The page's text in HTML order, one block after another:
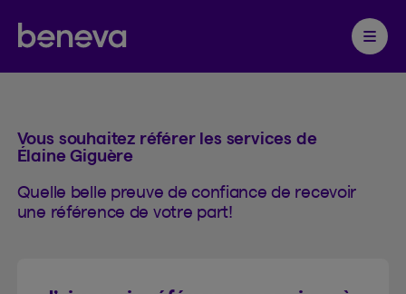
Partenaire Beneva
Ouvrir
Référence
Vous souhaitez référer les services de
Élaine Giguère
Quelle belle preuve de confiance de recevoir
une référence de votre part!